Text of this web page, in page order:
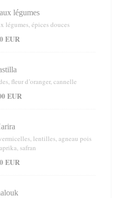
légumes
légumes, épices douces
EUR
fleur d’oranger, cannelle
EUR
lentilles, agneau pois
safran
EUR